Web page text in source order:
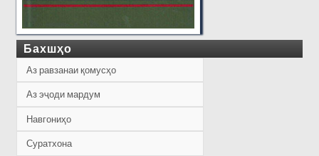
Бахшҳо
Аз равзанаи қомусҳо
Аз эҷоди мардум
Навгониҳо
Суратхона